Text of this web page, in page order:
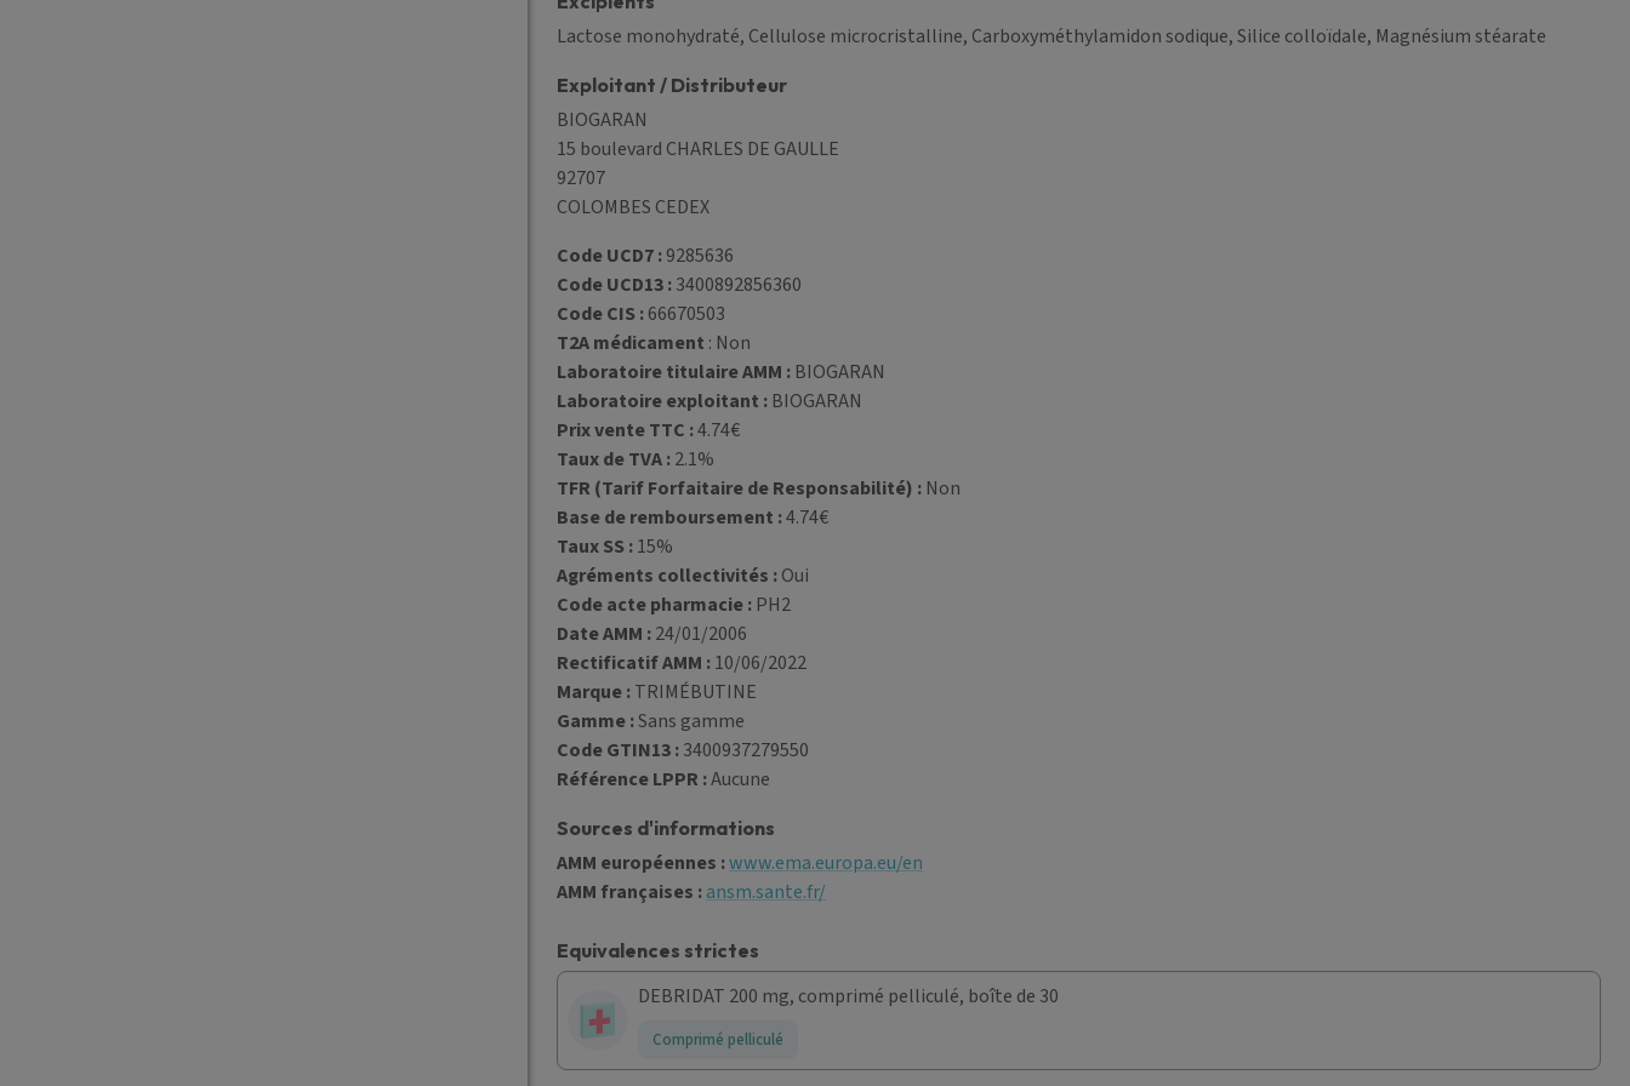
Lactose monohydraté, Cellulose microcristalline, Carboxyméthylamidon sodique, Silice colloïdale, Magnésium stéarate
Exploitant / Distributeur
BIOGARAN
15 boulevard CHARLES DE GAULLE
92707
COLOMBES CEDEX
Code UCD7 :9285636
Code UCD13 :3400892856360
Code CIS :66670503
T2A médicament : Non
Laboratoire titulaire AMM : BIOGARAN
Laboratoire exploitant : BIOGARAN
Prix vente TTC :4.74€
Taux de TVA :2.1%
TFR (Tarif Forfaitaire de Responsabilité) : Non
Base de remboursement :4.74€
Taux SS :15%
Agréments collectivités :Oui
Code acte pharmacie : PH2
Date AMM :24/01/2006
Rectificatif AMM :10/06/2022
Marque :TRIMÉBUTINE
Gamme :Sans gamme
Code GTIN13 :3400937279550
Référence LPPR :Aucune
Sources d'informations
AMM européennes :www.ema.europa.eu/en
AMM françaises :ansm.sante.fr/
Equivalences strictes
DEBRIDAT 200 mg, comprimé pelliculé, boîte de 30
Comprimé pelliculé